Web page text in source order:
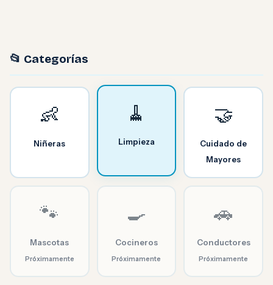
📂 Categorías
👶
Niñeras
🧹
Limpieza
🤝
Cuidado de
Mayores
🐾
Mascotas
Próximamente
🍳
Cocineros
Próximamente
🚗
Conductores
Próximamente